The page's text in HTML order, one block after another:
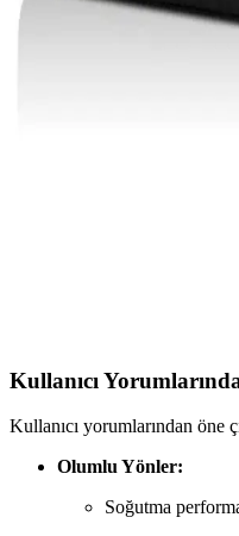
Bilgisayar Güç
Standartları
Kullanıcı
Kullanıcı yorumlarından öne
Olumlu Yönler:
Soğutma